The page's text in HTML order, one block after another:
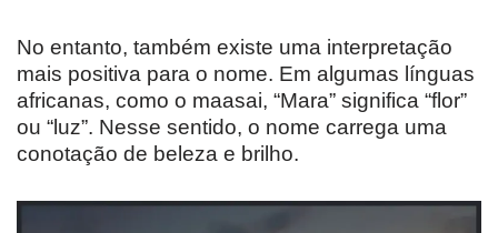
No entanto, também existe uma interpretação
mais positiva para o nome. Em algumas línguas
africanas, como o maasai, “Mara” significa “flor”
ou “luz”. Nesse sentido, o nome carrega uma
conotação de beleza e brilho.